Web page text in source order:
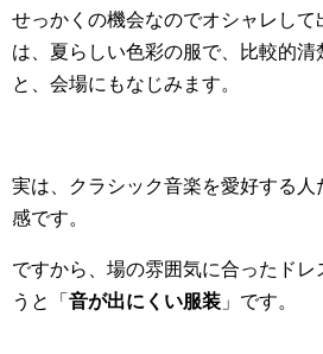
せっかくの機会なのでオシャレし
は、夏らしい色彩の服で、比較的清
と、会場にもなじみます。
実は、クラシック音楽を愛好する人
感です。
ですから、場の雰囲気に合ったド
うと「 音が出にくい服装 」です。